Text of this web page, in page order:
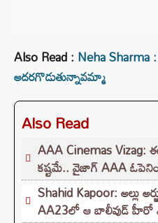
Also Read : Neha
అదరగొడుతున్నావమ్మా
Also Read
AAA Cinemas
కష్టమే.. వైజాగ్ AAA
Shahid Kapoor: అల్లు
AA23లో ఆ బాలీవుడ్ హీరో